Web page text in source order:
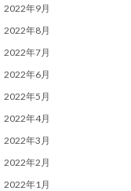
2022年9月
2022年8月
2022年7月
2022年6月
2022年5月
2022年4月
2022年3月
2022年2月
2022年1月